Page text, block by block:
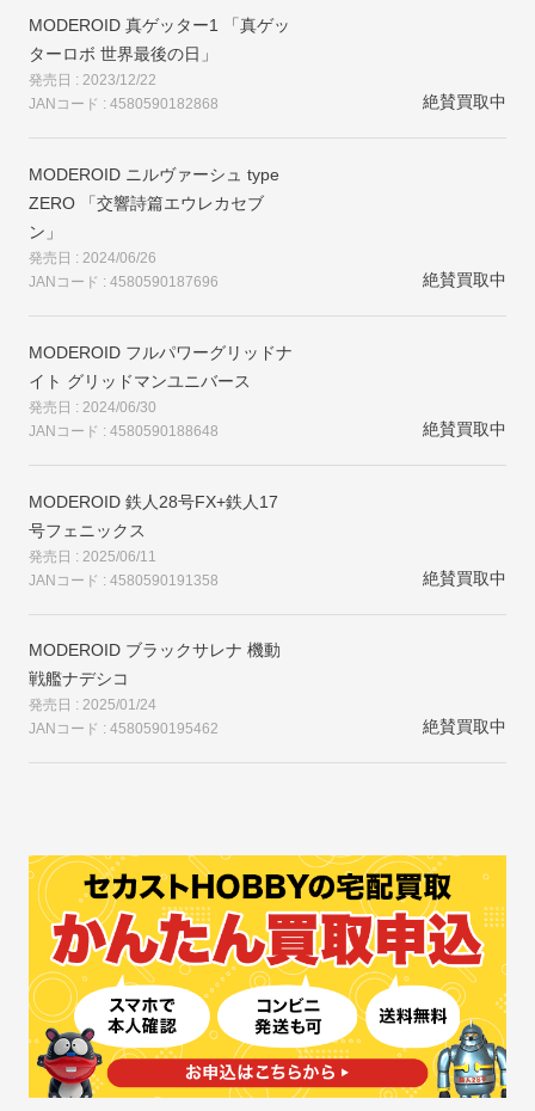
MODEROID 真ゲッター1 「真ゲッ
ターロボ 世界最後の日」
発売日 : 2023/12/22
JANコード : 4580590182868
絶賛買取中
MODEROID ニルヴァーシュ type
ZERO 「交響詩篇エウレカセブ
ン」
発売日 : 2024/06/26
JANコード : 4580590187696
絶賛買取中
MODEROID フルパワーグリッドナ
イト グリッドマンユニバース
発売日 : 2024/06/30
JANコード : 4580590188648
絶賛買取中
MODEROID 鉄人28号FX+鉄人17
号フェニックス
発売日 : 2025/06/11
JANコード : 4580590191358
絶賛買取中
MODEROID ブラックサレナ 機動
戦艦ナデシコ
発売日 : 2025/01/24
JANコード : 4580590195462
絶賛買取中